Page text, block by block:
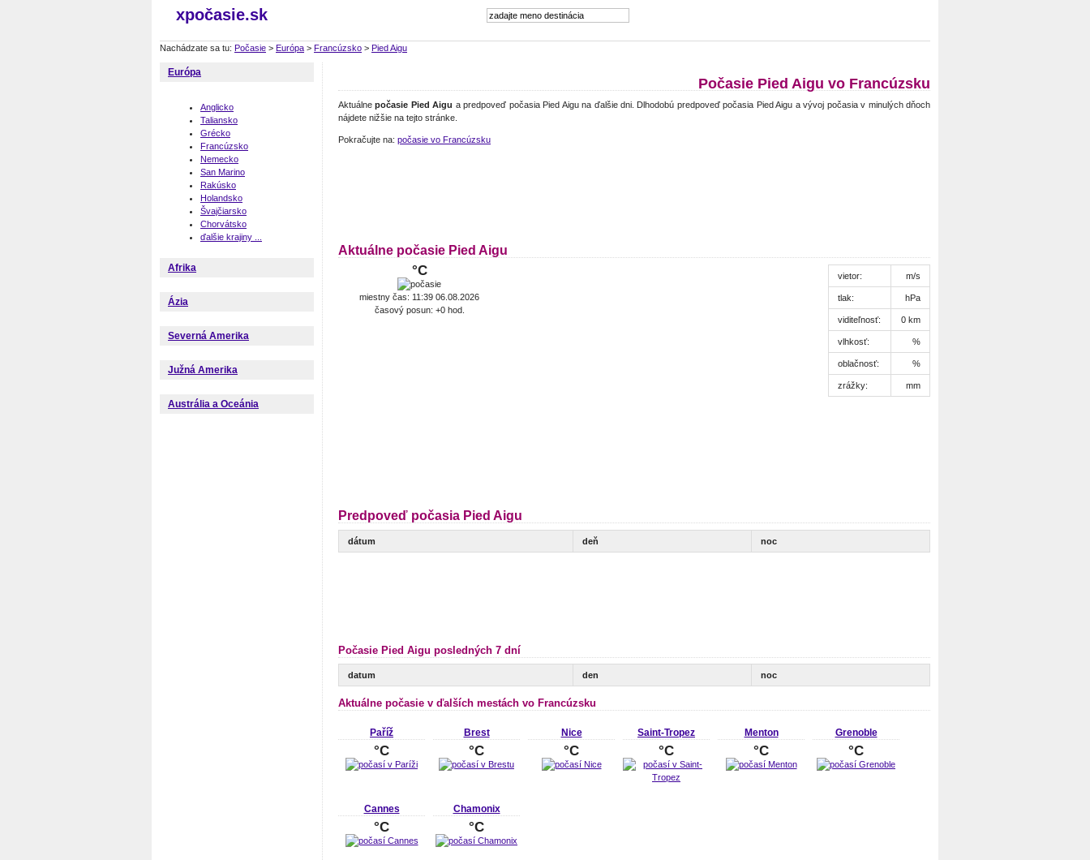
xpočasie.sk
Nachádzate sa tu: Počasie > Európa > Francúzsko > Pied Aigu
Európa
Anglicko
Taliansko
Grécko
Francúzsko
Nemecko
San Marino
Rakúsko
Holandsko
Švajčiarsko
Chorvátsko
ďalšie krajiny ...
Afrika
Ázia
Severná Amerika
Južná Amerika
Austrália a Oceánia
Počasie Pied Aigu vo Francúzsku
Aktuálnepočasie Pied Aigu a predpoveď počasia Pied Aigu na ďalšie dni. Dlhodobú predpoveď počasia Pied Aigu a vývoj počasia v minulých dňoch
nájdete nižšie na tejto stránke.
Pokračujte na: počasie vo Francúzsku
Aktuálne počasie Pied Aigu
°C
miestny čas: 11:39 06.08.2026
časový posun: +0 hod.
vietor: m/s
tlak: hPa
viditeľnosť: 0 km
vlhkosť: %
oblačnosť: %
zrážky: mm
Predpoveď počasia Pied Aigu
dátum deň noc
Počasie Pied Aigu posledných 7 dní
datum den noc
Aktuálne počasie v ďalších mestách vo Francúzsku
Paříž
°C
Brest
°C
Nice
°C
Saint-Tropez
°C
Menton
°C
Grenoble
°C
Cannes
°C
Chamonix
°C